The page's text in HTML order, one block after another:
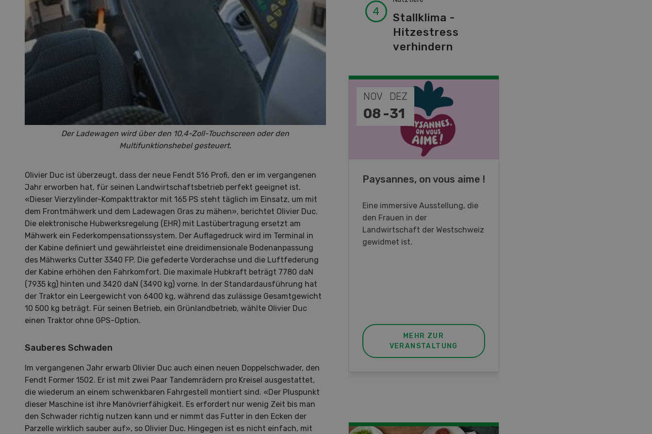
Der Ladewagen wird über den 10,4-Zoll-Touchscreen oder den
Multifunktionshebel gesteuert.
Olivier Duc ist überzeugt, dass der neue Fendt 516 Profi, den er im vergangenen
Jahr erworben hat, für seinen Landwirtschaftsbetrieb perfekt geeignet ist.
«Dieser Vierzylinder-Kompakttraktor mit 165 PS steht täglich im Einsatz, um mit
dem Frontmähwerk und dem Ladewagen Gras zu mähen», berichtet Olivier Duc.
Die elektronische Hubwerksregelung (EHR) mit Lastübertragung ersetzt am
Mähwerk ein Federkompensationssystem. Der Auflagedruck wird im Terminal in
der Kabine definiert und gewährleistet eine dreidimensionale Bodenanpassung
des Mähwerks Cutter 3340 FP. Die gefederte Vorderachse und die Luftfederung
der Kabine erhöhen den Fahrkomfort. Die maximale Hubkraft beträgt 7780 daN
(7935 kg) hinten und 3420 daN (3490 kg) vorne. In der Standardausführung hat
der Traktor ein Leergewicht von 6400 kg, während das zulässige Gesamtgewicht
10 500 kg beträgt. Für seinen Betrieb, ein Grünlandbetrieb, wählte Olivier Duc
einen Traktor ohne GPS-Option.
Sauberes Schwaden
Im vergangenen Jahr erwarb Olivier Duc auch einen neuen Doppelschwader, den
Fendt Former 1502. Er ist mit zwei Paar Tandemrädern pro Kreisel ausgestattet,
die wiederum an einem schwenkbaren Fahrgestell montiert sind. «Der Pluspunkt
dieser Maschine ist ihre Manövrierfähigkeit. Es erfordert nur wenig Zeit bis man
den Schwader richtig nutzen kann und er nimmt das Futter in den Ecken der
Parzelle wirklich sauber auf», so Olivier Duc. Hingegen ist es nicht einfach, mit
Stallklima -
Hitzestress
verhindern
Demo Days 2026
Die Keller Forstmaschinen laden
Wiedlisbach zu Live-
Demonstrationen und der CH-
Premiere des neuen 8-Rad-
NOV
08 -
DEZ
31
Paysannes, on vous aime !
Eine immersive Ausstellung, die
den Frauen in der
Landwirtschaft der Westschweiz
gewidmet ist.
MEHR ZUR
VERANSTALTUNG